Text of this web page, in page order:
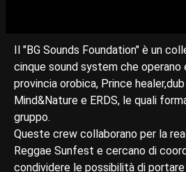
Il "BG Sounds Foundation" è un
cinque sound system che operano
provincia orobica, Prince
Mind&Nature e ERDS, le quali
gruppo.
Queste crew collaborano per la
Reggae Sunfest e cercano di
condividere le possibilità di